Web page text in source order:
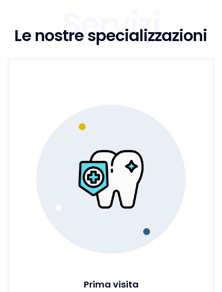
Servizi
Le nostre specializzazioni
Prima visita